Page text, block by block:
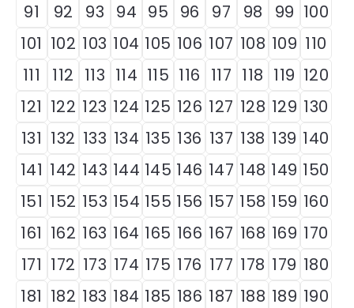
91
92 93 94 95 96 97 98 99 100
101 102 103 104 105 106 107 108 109 110
111
112 113 114 115 116 117 118 119 120
121 122 123 124 125 126 127 128 129 130
131 132 133 134 135 136 137 138 139 140
141 142 143 144 145 146 147 148 149 150
151 152 153 154 155 156 157 158 159 160
161 162 163 164 165 166 167 168 169 170
171 172 173 174 175 176 177 178 179 180
181 182 183 184 185 186 187 188 189 190